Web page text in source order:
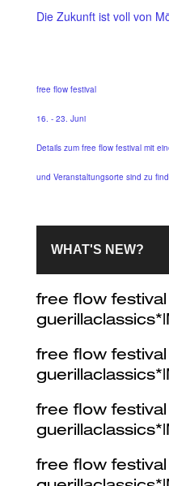
Die Zukunft ist voll von
free flow festival
16. - 23. Juni
Details zum free flow festival mit
und Veranstaltungsorte sind zu
WHAT'S NEW?